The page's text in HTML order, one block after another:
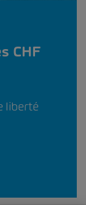
CHF
liberté